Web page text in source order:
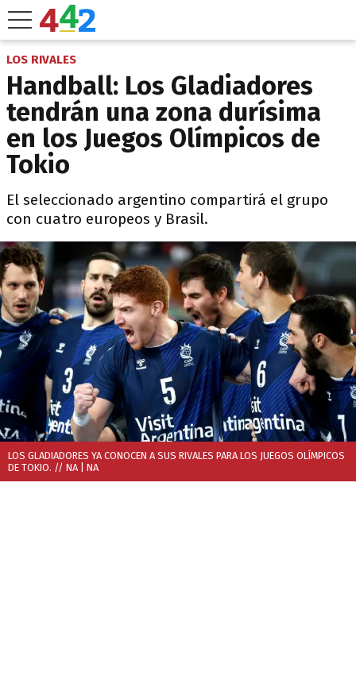
LOS RIVALES
Handball: Los Gladiadores
tendrán una zona durísima
en los Juegos Olímpicos de
Tokio
El seleccionado argentino compartirá el grupo
con cuatro europeos y Brasil.
LOS GLADIADORES YA CONOCEN A SUS RIVALES PARA LOS JUEGOS OLÍMPICOS
DE TOKIO. // NA | NA